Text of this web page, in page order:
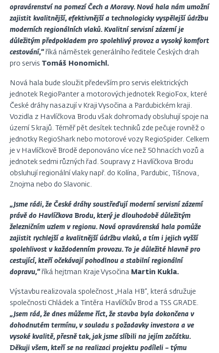
opravárenství na pomezí Čech a Moravy. Nová hala nám umožní
zajistit kvalitnější, efektivnější a technologicky vyspělejší údržbu
moderních regionálních vlaků. Kvalitní servisní zázemí je
důležitým předpokladem pro spolehlivý provoz a vysoký komfort
cestování,“ říká náměstek generálního ředitele Českých drah
pro servis Tomáš Honomichl.
Nová hala bude sloužit především pro servis elektrických
jednotek RegioPanter a motorových jednotek RegioFox, které
České dráhy nasazují v Kraji Vysočina a Pardubickém kraji.
Vozidla z Havlíčkova Brodu však dohromady obsluhují spoje na
území 5 krajů. Téměř pět desítek techniků zde pečuje rovněž o
jednotky RegioShark nebo motorové vozy RegioSpider. Celkem
je v Havlíčkově Brodě deponováno více než 50 hnacích vozů a
jednotek sedmi různých řad. Soupravy z Havlíčkova Brodu
obsluhují regionální vlaky např. do Kolína, Pardubic, Tišnova,
Znojma nebo do Slavonic.
„Jsme rádi, že České dráhy soustřeďují moderní servisní zázemí
právě do Havlíčkova Brodu, který je dlouhodobě důležitým
železničním uzlem v regionu. Nová opravárenská hala pomůže
zajistit rychlejší a kvalitnější údržbu vlaků, a tím i jejich vyšší
spolehlivost v každodenním provozu. To je důležité hlavně pro
cestující, kteří očekávají pohodlnou a stabilní regionální
dopravu,“ říká hejtman Kraje Vysočina Martin Kukla.
Výstavbu realizovala společnost „Hala HB“, která sdružuje
společnosti Chládek a Tintěra Havlíčkův Brod a TSS GRADE.
„Jsem rád, že dnes můžeme říct, že stavba byla dokončena v
dohodnutém termínu, v souladu s požadavky investora a ve
vysoké kvalitě, přesně tak, jak jsme slíbili na jejím začátku.
Děkuji všem, kteří se na realizaci projektu podíleli – týmu